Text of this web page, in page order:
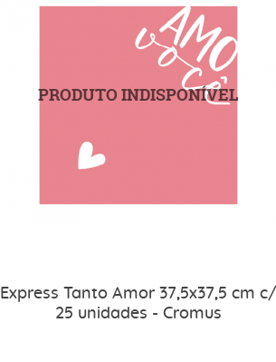
Express Tanto Amor 37,5x37,5 cm c/
25 unidades - Cromus